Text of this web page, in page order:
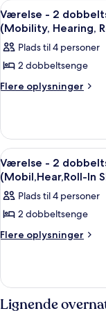
ikke-
ryger
(Pet-
Friendly)
dobbeltsenge
-
ikke-
ryger
(Pet-
Indlæs
alle
billeder
af
Værelse
-
-
handicapvenligt
-
ikke-
ryger
(Mobility,
Hearing,
Shower)
1
Værelse - 2
(Mobility, Hearing,
Plads til 4 personer
2 dobbeltsenge
Flere oplysninger
Flere
-
dobbeltsenge
-
handicapvenligt
-
ikke-
(Mobility,
Shower)
Indlæs
alle
billeder
af
Værelse
-
-
handicapvenligt
1
Værelse - 2
(Mobil,Hear,Roll-In
Plads til 4 personer
2 dobbeltsenge
Flere oplysninger
Flere
-
2Lignende